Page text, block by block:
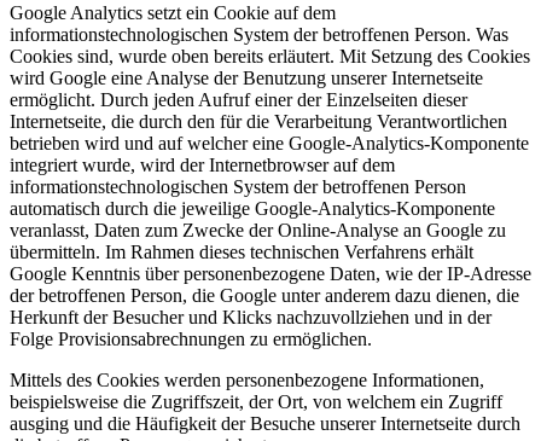
Google Analytics setzt ein Cookie auf dem
informationstechnologischen System der betroffenen Person. Was
Cookies sind, wurde oben bereits erläutert. Mit Setzung des Cookies
wird Google eine Analyse der Benutzung unserer Internetseite
ermöglicht. Durch jeden Aufruf einer der Einzelseiten dieser
Internetseite, die durch den für die Verarbeitung Verantwortlichen
betrieben wird und auf welcher eine Google-Analytics-Komponente
integriert wurde, wird der Internetbrowser auf dem
informationstechnologischen System der betroffenen Person
automatisch durch die jeweilige Google-Analytics-Komponente
veranlasst, Daten zum Zwecke der Online-Analyse an Google zu
übermitteln. Im Rahmen dieses technischen Verfahrens erhält
Google Kenntnis über personenbezogene Daten, wie der IP-Adresse
der betroffenen Person, die Google unter anderem dazu dienen, die
Herkunft der Besucher und Klicks nachzuvollziehen und in der
Folge Provisionsabrechnungen zu ermöglichen.
Mittels des Cookies werden personenbezogene Informationen,
beispielsweise die Zugriffszeit, der Ort, von welchem ein Zugriff
ausging und die Häufigkeit der Besuche unserer Internetseite durch